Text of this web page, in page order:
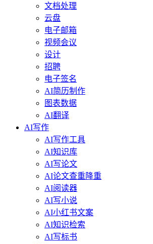
文档处理
云盘
电子邮箱
视频会议
设计
招聘
电子签名
AI简历制作
图表数据
AI翻译
AI写作
AI写作工具
AI知识库
AI写论文
AI论文查重降重
AI阅读器
AI写小说
AI小红书文案
AI知识检索
AI写标书